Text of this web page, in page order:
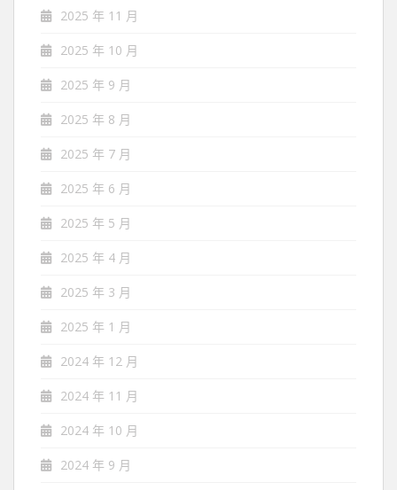
2025 年 11 月
2025 年 10 月
2025 年 9 月
2025 年 8 月
2025 年 7 月
2025 年 6 月
2025 年 5 月
2025 年 4 月
2025 年 3 月
2025 年 1 月
2024 年 12 月
2024 年 11 月
2024 年 10 月
2024 年 9 月